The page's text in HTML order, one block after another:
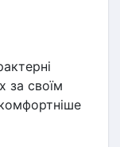
за своїм